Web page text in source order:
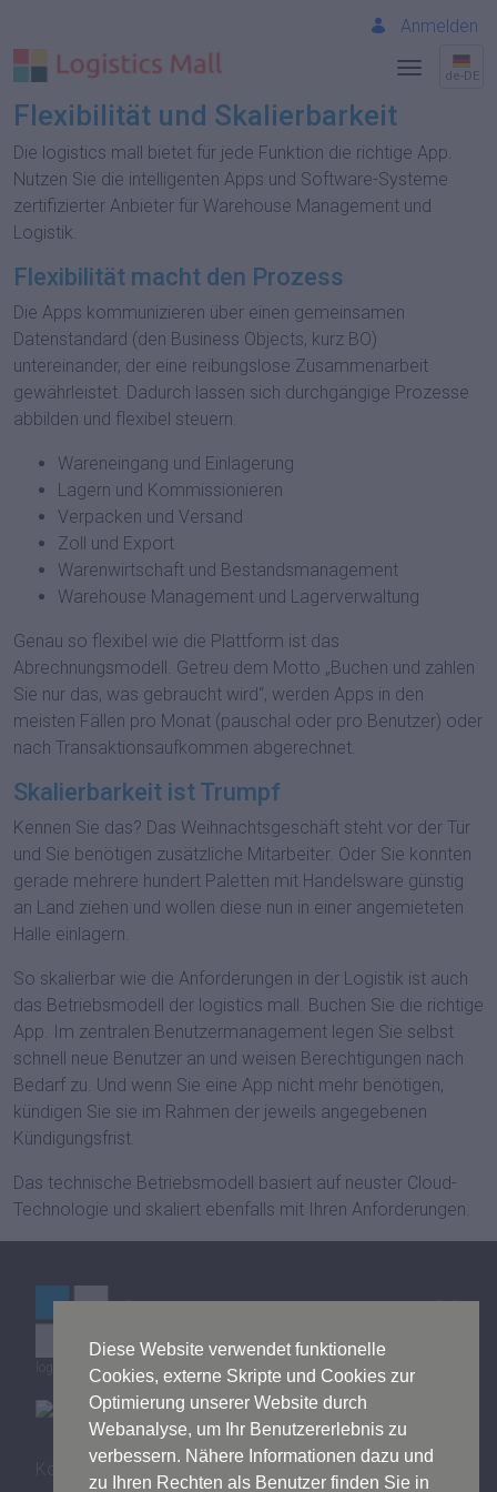
Diese Website verwendet funktionelle
Cookies, externe Skripte und Cookies zur
Optimierung unserer Website durch
Webanalyse, um Ihr Benutzererlebnis zu
verbessern. Nähere Informationen dazu und
zu Ihren Rechten als Benutzer finden Sie in
Anmelden
de-DE
Flexibilität und Skalierbarkeit
Die logistics mall bietet für jede Funktion die richtige App.
Nutzen Sie die intelligenten Apps und Software-Systeme
zertifizierter Anbieter für Warehouse Management und
Logistik.
Flexibilität macht den Prozess
Die Apps kommunizieren über einen gemeinsamen
Datenstandard (den Business Objects, kurz BO)
untereinander, der eine reibungslose Zusammenarbeit
gewährleistet. Dadurch lassen sich durchgängige Prozesse
abbilden und flexibel steuern.
Wareneingang und Einlagerung
Lagern und Kommissionieren
Verpacken und Versand
Zoll und Export
Warenwirtschaft und Bestandsmanagement
Warehouse Management und Lagerverwaltung
Genau so flexibel wie die Plattform ist das
Abrechnungsmodell. Getreu dem Motto „Buchen und zahlen
Sie nur das, was gebraucht wird“, werden Apps in den
meisten Fällen pro Monat (pauschal oder pro Benutzer) oder
nach Transaktionsaufkommen abgerechnet.
Skalierbarkeit ist Trumpf
Kennen Sie das? Das Weihnachtsgeschäft steht vor der Tür
und Sie benötigen zusätzliche Mitarbeiter. Oder Sie konnten
gerade mehrere hundert Paletten mit Handelsware günstig
an Land ziehen und wollen diese nun in einer angemieteten
Halle einlagern.
So skalierbar wie die Anforderungen in der Logistik ist auch
das Betriebsmodell der logistics mall. Buchen Sie die richtige
App. Im zentralen Benutzermanagement legen Sie selbst
schnell neue Benutzer an und weisen Berechtigungen nach
Bedarf zu. Und wenn Sie eine App nicht mehr benötigen,
kündigen Sie sie im Rahmen der jeweils angegebenen
Kündigungsfrist.
Das technische Betriebsmodell basiert auf neuster Cloud-
Technologie und skaliert ebenfalls mit Ihren Anforderungen.
logistics mall © by Bitergo GmbH